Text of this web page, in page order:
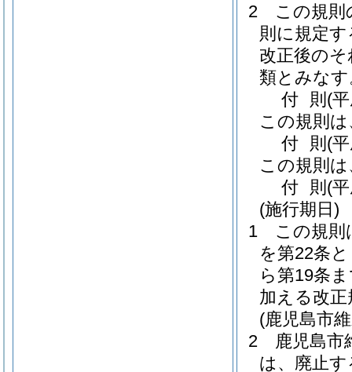
2
この規
則に規定
改正後の
類とみなす
付 則 (
この規則
付 則 (
この規則
付 則 (
(施行期日)
1
この規則
を第22条
ら第19条
加える改
(鹿児島市
2
鹿児島市
は、廃止す